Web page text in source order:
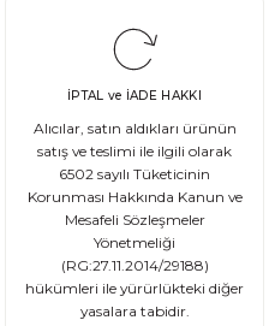
olarak değişmemiş olan
İPTAL ve İADE HAKKI
Alıcılar, satın aldıkları ürünün
satış ve teslimi ile ilgili olarak
6502 sayılı Tüketicinin
Korunması Hakkında Kanun ve
Mesafeli Sözleşmeler
Yönetmeliği
(RG:27.11.2014/29188)
hükümleri ile yürürlükteki diğer
yasalara tabidir.